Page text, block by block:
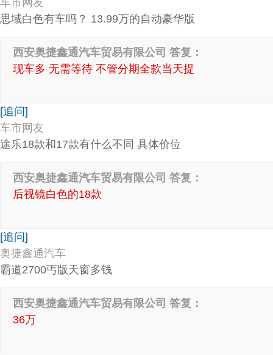
思域白色有车吗？ 13.99万的自动豪华版
西安奥捷鑫通汽车贸易有限公司 答复：
现车多 无需等待 不管分期全款当天提
[追问]
车市网友
途乐18款和17款有什么不同 具体价位
西安奥捷鑫通汽车贸易有限公司 答复：
后视镜白色的18款
[追问]
奥捷鑫通汽车
霸道2700丐版天窗多钱
西安奥捷鑫通汽车贸易有限公司 答复：
36万